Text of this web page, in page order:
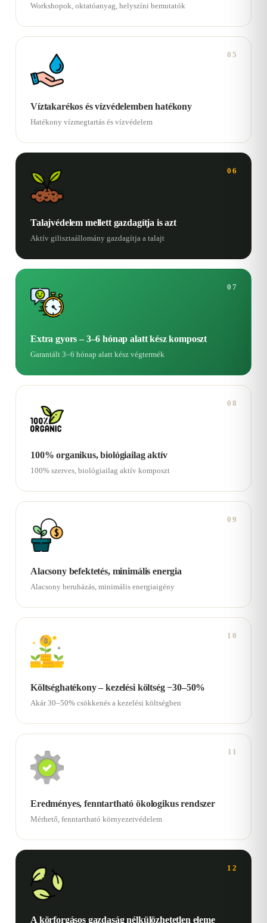
Workshopok, oktatóanyag, helyszíni bemutatók
05
Víztakarékos és vízvédelemben hatékony
Hatékony vízmegtartás és vízvédelem
06
Talajvédelem mellett gazdagítja is azt
Aktív gilisztaállomány gazdagítja a talajt
07
Extra gyors – 3–6 hónap alatt kész komposzt
Garantált 3–6 hónap alatt kész végtermék
08
100% organikus, biológiailag aktív
100% szerves, biológiailag aktív komposzt
09
Alacsony befektetés, minimális energia
Alacsony beruházás, minimális energiaigény
10
Költséghatékony – kezelési költség −30–50%
Akár 30–50% csökkenés a kezelési költségben
11
Eredményes, fenntartható ökologikus rendszer
Mérhető, fenntartható környezetvédelem
12
A körforgásos gazdaság nélkülözhetetlen eleme